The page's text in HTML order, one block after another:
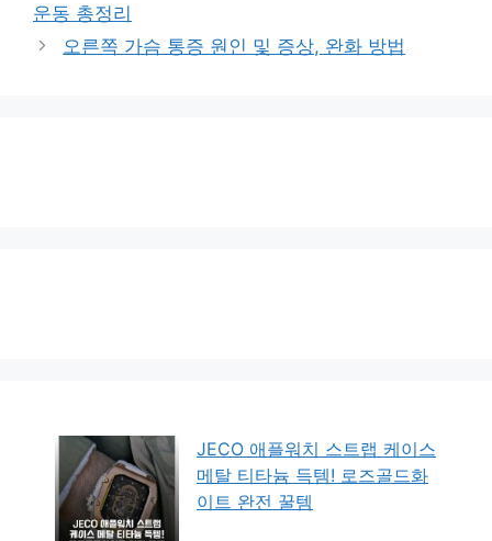
운동 총정리
오른쪽 가슴 통증 원인 및 증상, 완화 방법
JECO 애플워치 스트랩 케이스
메탈 티타늄 득템! 로즈골드화
이트 완전 꿀템